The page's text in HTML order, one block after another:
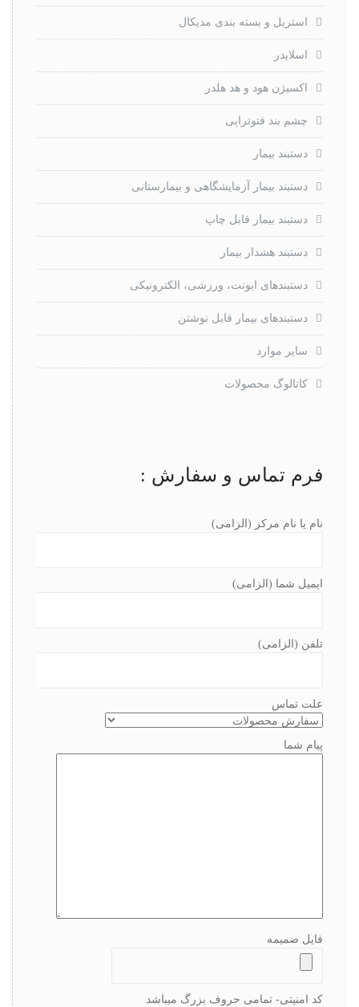
استریل و بسته بندی مدیکال
اسلایدر
اکسیژن هود و هد هلدر
چشم بند فتوتراپی
دستبند بیمار
دستبند بیمار آزمایشگاهی و بیمارستانی
دستبند بیمار قابل چاپ
دستبند هشدار بیمار
دستبندهای ایونت، ورزشی، الکترونیکی
دستبندهای بیمار قابل نوشتن
سایر موارد
کاتالوگ محصولات
فرم تماس و سفارش :
نام یا نام مرکز (الزامی)
ایمیل شما (الزامی)
تلفن (الزامی)
علت تماس
پیام شما
فایل ضمیمه
کد امنیتی- تمامی حروف بزرگ میباشد